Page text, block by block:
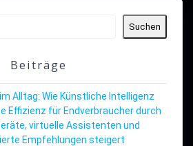
Suchen
Beiträge
Alltag: Wie Künstliche Intelligenz
Effizienz für Endverbraucher durch
virtuelle Assistenten und
Empfehlungen steigert